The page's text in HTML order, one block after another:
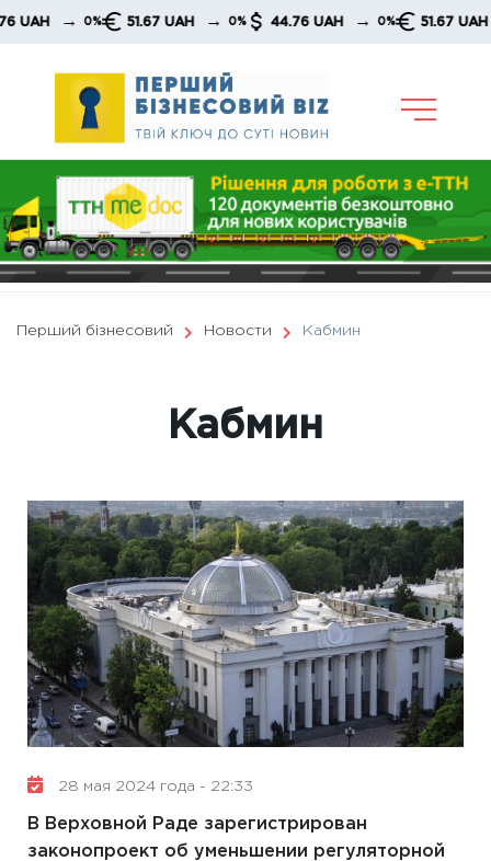
Skip
51.67 UAH → 0% 44.76 UAH → 0% 51.67 UAH → 0%
Перший бізнесовий Новости Кабмин
Кабмин
28 мая 2024 года - 22:33
В Верховной Раде зарегистрирован
законопроект об уменьшении регуляторной